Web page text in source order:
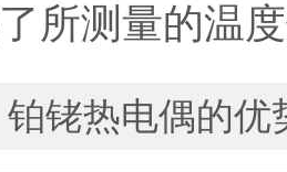
所测量的温
铂铑热电偶的优